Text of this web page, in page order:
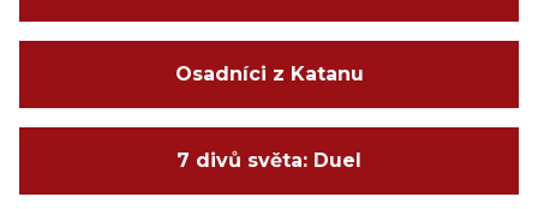
Osadníci z Katanu
7 divů světa: Duel